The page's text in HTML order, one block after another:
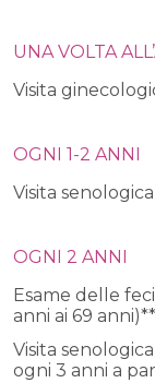
UNA VOLTA
Visita
OGNI 1-2 ANNI
Visita
OGNI 2 ANNI
Esame delle
anni ai 69 anni)**
Visita
ogni 3 anni a